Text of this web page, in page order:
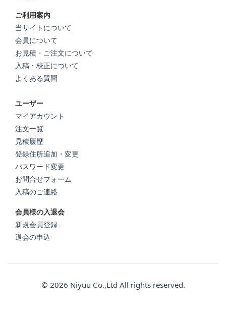
ご利用案内
当サイトについて
会員について
お見積・ご注文について
入稿・校正について
よくある質問
ユーザー
マイアカウント
注文一覧
見積履歴
登録住所追加・変更
パスワード変更
お問合せフォーム
入稿のご連絡
会員様の入退会
新規会員登録
退会の申込
© 2026 Niyuu Co.,Ltd All rights reserved.